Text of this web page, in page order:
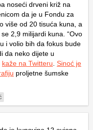
noseći drveni križ na
da je u Fondu za
više od 20 tisuća kuna, a
2,9 milijardi kuna. “Ovo
i volio bih da fokus bude
da neko dijete u
kaže na Twitteru Sinoć je
proljetne šumske